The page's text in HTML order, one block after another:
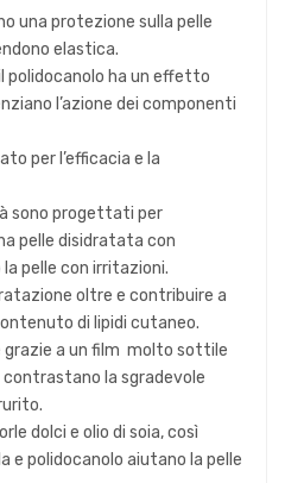
una protezione sulla pelle
elastica.
polidocanolo ha un effetto
l’azione dei componenti
per l’efficacia e la
sono progettati per
pelle disidratata con
pelle con irritazioni.
oltre e contribuire a
di lipidi cutaneo.
grazie a un film molto sottile
contrastano la sgradevole
dolci e olio di soia, così
polidocanolo aiutano la pelle